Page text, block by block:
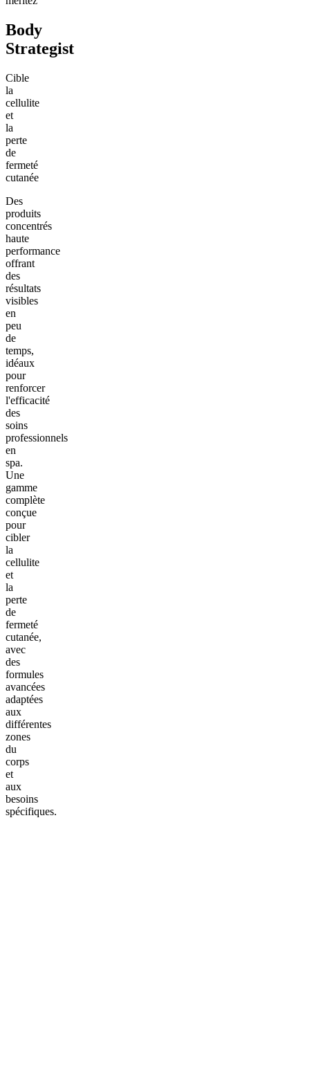
Body
Strategist
Cible
la
cellulite
et
la
perte
de
fermeté
cutanée
Des
produits
concentrés
haute
performance
offrant
des
résultats
visibles
en
peu
de
temps,
idéaux
pour
renforcer
l'efficacité
des
soins
professionnels
en
spa.
Une
gamme
complète
conçue
pour
cibler
la
cellulite
et
la
perte
de
fermeté
cutanée,
avec
des
formules
avancées
adaptées
aux
différentes
zones
du
corps
et
aux
besoins
spécifiques.